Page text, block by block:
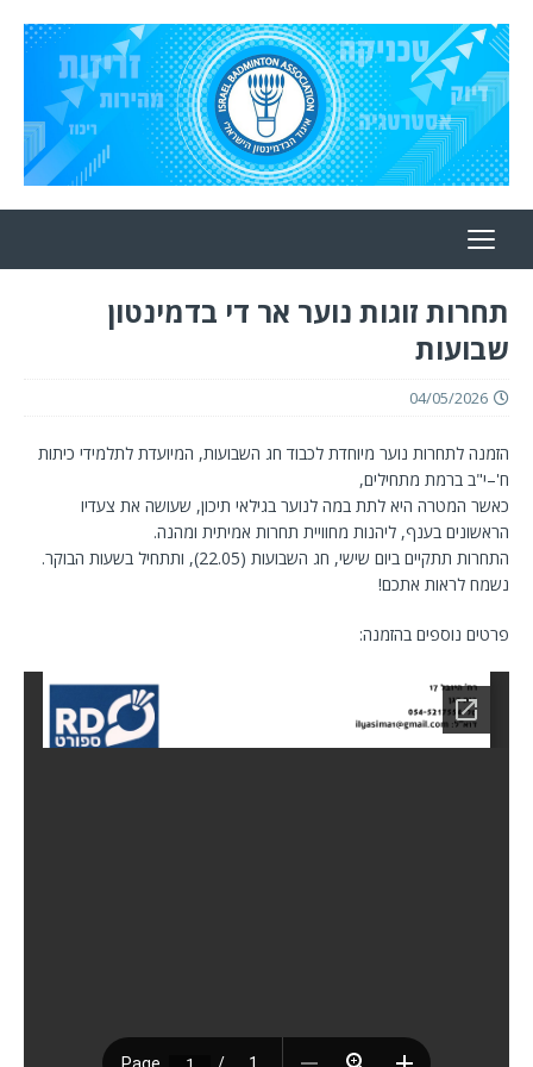
תחרות זוגות נוער אר די בדמינטון
שבועות
04/05/2026
הזמנה לתחרות נוער מיוחדת לכבוד חג השבועות, המיועדת לתלמידי כיתות
ח'–י"ב ברמת מתחילים,
כאשר המטרה היא לתת במה לנוער בגילאי תיכון, שעושה את צעדיו
הראשונים בענף, ליהנות מחוויית תחרות אמיתית ומהנה.
התחרות תתקיים ביום שישי, חג השבועות (22.05), ותתחיל בשעות הבוקר.
נשמח לראות אתכם!
פרטים נוספים בהזמנה: